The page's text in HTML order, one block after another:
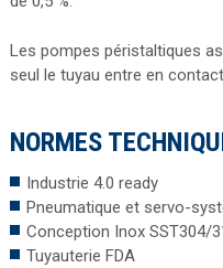
Les pompes péristaltiques
seul le tuyau entre en
NORMES
Industrie 4.0 ready
Pneumatique et servo-
Conception Inox SST304/
Tuyauterie FDA